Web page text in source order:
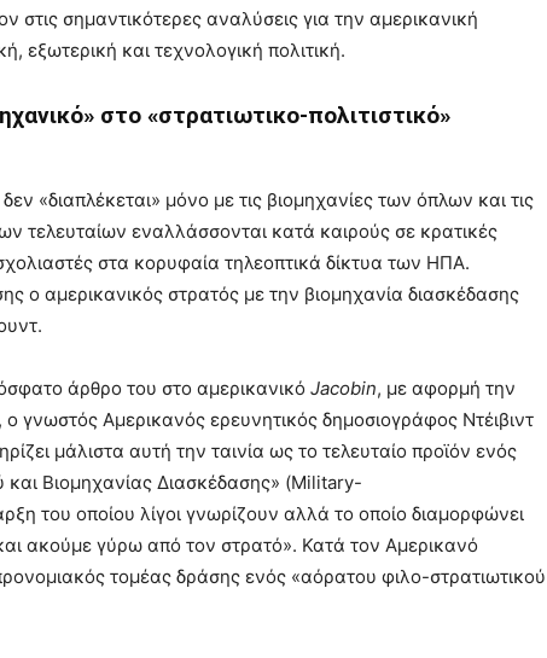
στις σημαντικότερες αναλύσεις για την αμερικανική
εξωτερική και τεχνολογική πολιτική.
στο «στρατιωτικο-πολιτιστικό»
«διαπλέκεται» μόνο με τις βιομηχανίες των όπλων και τις
τελευταίων εναλλάσσονται κατά καιρούς σε κρατικές
στα κορυφαία τηλεοπτικά δίκτυα των ΗΠΑ.
ο αμερικανικός στρατός με την βιομηχανία διασκέδασης
άρθρο του στο αμερικανικό Jacobin, με αφορμή την
γνωστός Αμερικανός ερευνητικός δημοσιογράφος Ντέιβιντ
μάλιστα αυτή την ταινία ως το τελευταίο προϊόν ενός
Βιομηχανίας Διασκέδασης» (Military-
του οποίου λίγοι γνωρίζουν αλλά το οποίο διαμορφώνει
ακούμε γύρω από τον στρατό». Κατά τον Αμερικανό
τομέας δράσης ενός «αόρατου φιλο-στρατιωτικού